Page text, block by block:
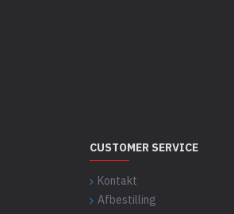
CUSTOMER SERVICE
Kontakt
Afbestilling